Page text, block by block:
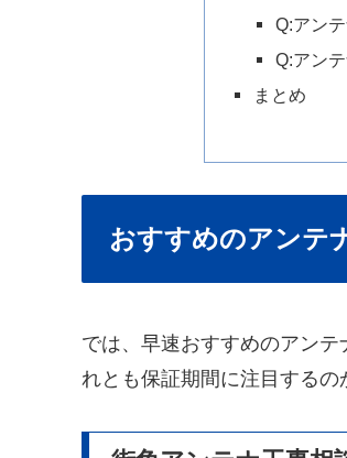
Q:アン
Q:アン
まとめ
おすすめのアンテ
では、早速おすすめのアン
れとも保証期間に注目するの